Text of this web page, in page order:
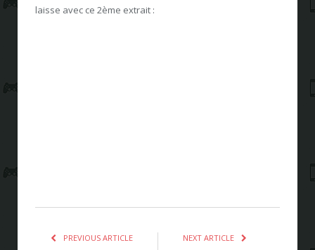
laisse avec ce 2ème extrait :
PREVIOUS ARTICLE NEXT ARTICLE